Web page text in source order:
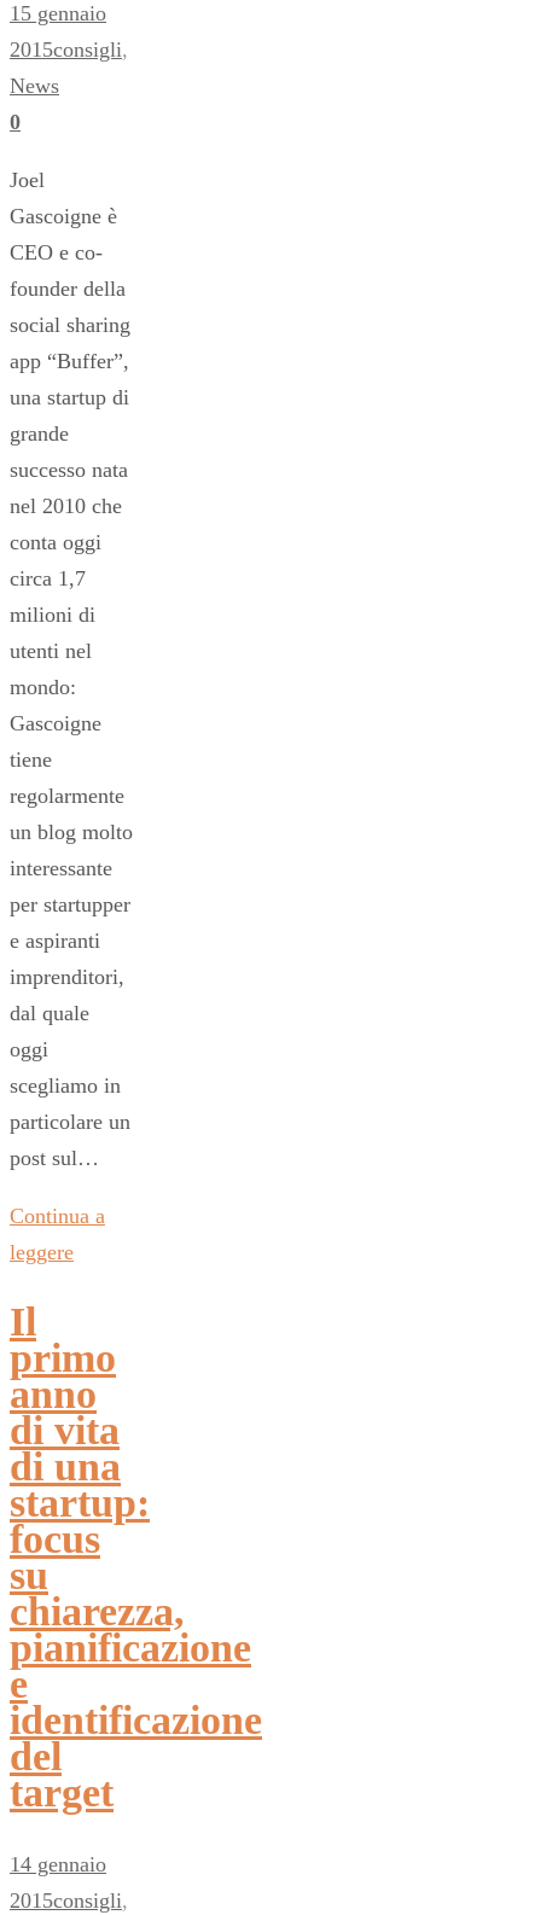
15 gennaio
2015consigli,
News
0
Joel
Gascoigne è
CEO e co-
founder della
social sharing
app “Buffer”,
una startup di
grande
successo nata
nel 2010 che
conta oggi
circa 1,7
milioni di
utenti nel
mondo:
Gascoigne
tiene
regolarmente
un blog molto
interessante
per startupper
e aspiranti
imprenditori,
dal quale
oggi
scegliamo in
particolare un
post sul…
Continua a
leggere
Il
primo
anno
di vita
di una
startup:
focus
su
chiarezza,
pianificazione
e
identificazione
del
target
14 gennaio
2015consigli,